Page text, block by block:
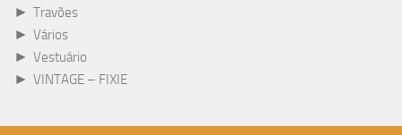
► Travões
► Vários
► Vestuário
► VINTAGE – FIXIE